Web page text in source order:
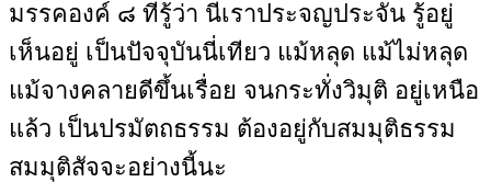
มรรคองค์ ๘ ที่รู้ว่า นี่เราประจญประจัน รู้อยู่
เห็นอยู่ เป็นปัจจุบันนี่เทียว แม้หลุด แม้ไม่หลุด
แม้จางคลายดีขึ้นเรื่อย จนกระทั่งวิมุติ อยู่เหนือ
แล้ว เป็นปรมัตถธรรม ต้องอยู่กับสมมุติธรรม
สมมุติสัจจะอย่างนี้นะ